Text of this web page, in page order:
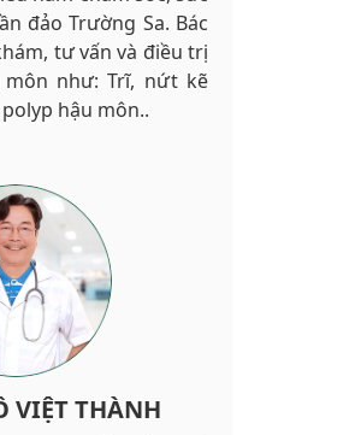
đảo Trường Sa. Bác
tư vấn và điều trị
như: Trĩ, nứt kẽ
hậu môn..
VIỆT THÀNH